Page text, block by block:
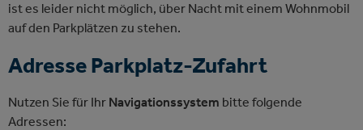
ist es leider nicht möglich, über Nacht mit einem Wohnmobil
auf den Parkplätzen zu stehen.
Adresse Parkplatz-Zufahrt
Nutzen Sie für Ihr Navigationssystem bitte folgende
Adressen: